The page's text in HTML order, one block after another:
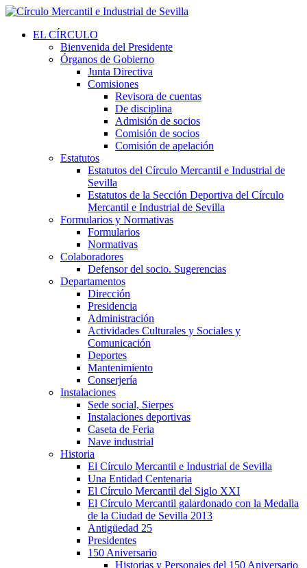
EL CÍRCULO
Bienvenida del Presidente
Órganos de Gobierno
Junta Directiva
Comisiones
Revisora de cuentas
De disciplina
Admisión de socios
Comisión de socios
Comisión de apelación
Estatutos
Estatutos del Círculo Mercantil e Industrial de
Sevilla
Estatutos de la Sección Deportiva del Círculo
Mercantil e Industrial de Sevilla
Formularios y Normativas
Formularios
Normativas
Colaboradores
Defensor del socio. Sugerencias
Departamentos
Dirección
Presidencia
Administración
Actividades Culturales y Sociales y
Comunicación
Deportes
Mantenimiento
Conserjería
Instalaciones
Sede social, Sierpes
Instalaciones deportivas
Caseta de Feria
Nave industrial
Historia
El Círculo Mercantil e Industrial de Sevilla
Una Entidad Centenaria
El Círculo Mercantil del Siglo XXI
El Círculo Mercantil galardonado con la Medalla
de la Ciudad de Sevilla 2013
Antigüedad 25
Presidentes
150 Aniversario
Historias y Personajes del 150 Aniversario